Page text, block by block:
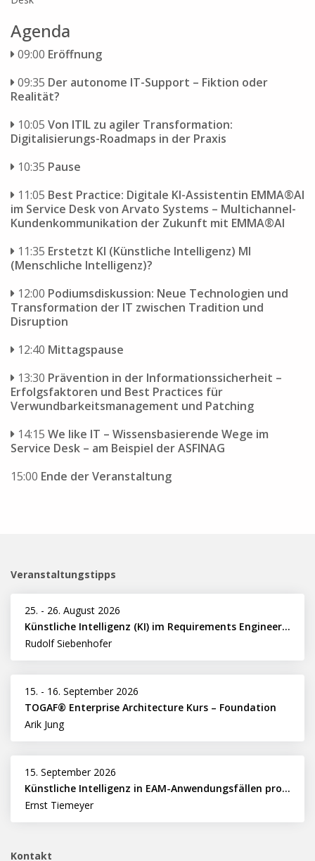
Agenda
09:00 Eröffnung
09:35 Der autonome IT-Support – Fiktion oder
Realität?
10:05 Von ITIL zu agiler Transformation:
Digitalisierungs-Roadmaps in der Praxis
10:35 Pause
11:05 Best Practice: Digitale KI-Assistentin EMMA®AI
im Service Desk von Arvato Systems – Multichannel-
Kundenkommunikation der Zukunft mit EMMA®AI
11:35 Erstetzt KI (Künstliche Intelligenz) MI
(Menschliche Intelligenz)?
12:00 Podiumsdiskussion: Neue Technologien und
Transformation der IT zwischen Tradition und
Disruption
12:40 Mittagspause
13:30 Prävention in der Informationssicherheit –
Erfolgsfaktoren und Best Practices für
Verwundbarkeitsmanagement und Patching
14:15 We like IT – Wissensbasierende Wege im
Service Desk – am Beispiel der ASFINAG
15:00 Ende der Veranstaltung
Veranstaltungstipps
25. - 26. August 2026
Künstliche Intelligenz (KI) im Requirements Engineering erfolgreich einsetzen
Rudolf Siebenhofer
15. - 16. September 2026
TOGAF® Enterprise Architecture Kurs – Foundation
Arik Jung
15. September 2026
Künstliche Intelligenz in EAM-Anwendungsfällen professionell nutzen
Ernst Tiemeyer
Kontakt